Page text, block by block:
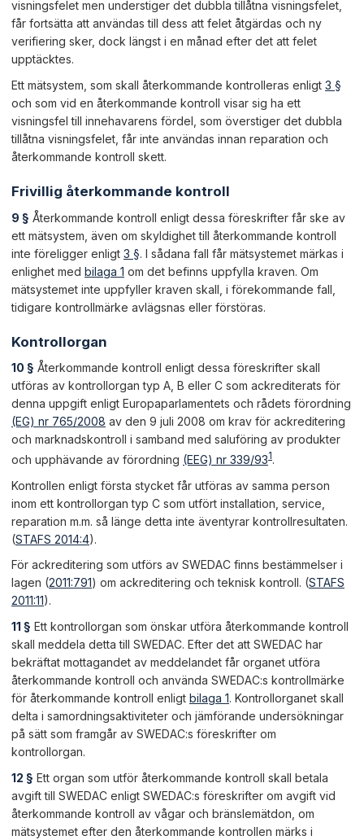
visningsfelet men understiger det dubbla tillåtna visningsfelet,
får fortsätta att användas till dess att felet åtgärdas och ny
verifiering sker, dock längst i en månad efter det att felet
upptäcktes.
Ett mätsystem, som skall återkommande kontrolleras enligt 3 §
och som vid en återkommande kontroll visar sig ha ett
visningsfel till innehavarens fördel, som överstiger det dubbla
tillåtna visningsfelet, får inte användas innan reparation och
återkommande kontroll skett.
Frivillig återkommande kontroll
9 § Återkommande kontroll enligt dessa föreskrifter får ske av
ett mätsystem, även om skyldighet till återkommande kontroll
inte föreligger enligt 3 §. I sådana fall får mätsystemet märkas i
enlighet med bilaga 1 om det befinns uppfylla kraven. Om
mätsystemet inte uppfyller kraven skall, i förekommande fall,
tidigare kontrollmärke avlägsnas eller förstöras.
Kontrollorgan
10 § Återkommande kontroll enligt dessa föreskrifter skall
utföras av kontrollorgan typ A, B eller C som ackrediterats för
denna uppgift enligt Europaparlamentets och rådets förordning
(EG) nr 765/2008 av den 9 juli 2008 om krav för ackreditering
och marknadskontroll i samband med saluföring av produkter
och upphävande av förordning (EEG) nr 339/931 .
Kontrollen enligt första stycket får utföras av samma person
inom ett kontrollorgan typ C som utfört installation, service,
reparation m.m. så länge detta inte äventyrar kontrollresultaten.
(STAFS 2014:4).
För ackreditering som utförs av SWEDAC finns bestämmelser i
lagen (2011:791) om ackreditering och teknisk kontroll. (STAFS
2011:11).
11 § Ett kontrollorgan som önskar utföra återkommande kontroll
skall meddela detta till SWEDAC. Efter det att SWEDAC har
bekräftat mottagandet av meddelandet får organet utföra
återkommande kontroll och använda SWEDAC:s kontrollmärke
för återkommande kontroll enligt bilaga 1. Kontrollorganet skall
delta i samordningsaktiviteter och jämförande undersökningar
på sätt som framgår av SWEDAC:s föreskrifter om
kontrollorgan.
12 § Ett organ som utför återkommande kontroll skall betala
avgift till SWEDAC enligt SWEDAC:s föreskrifter om avgift vid
återkommande kontroll av vågar och bränslemätdon, om
mätsystemet efter den återkommande kontrollen märks i